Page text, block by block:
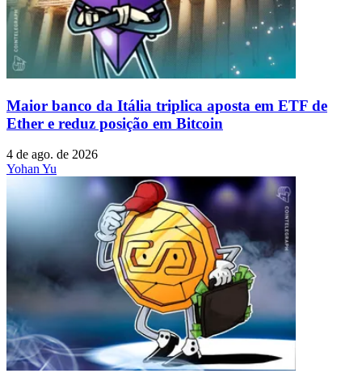
Maior banco da Itália triplica aposta em ETF de
Ether e reduz posição em Bitcoin
4 de ago. de 2026
Yohan Yu